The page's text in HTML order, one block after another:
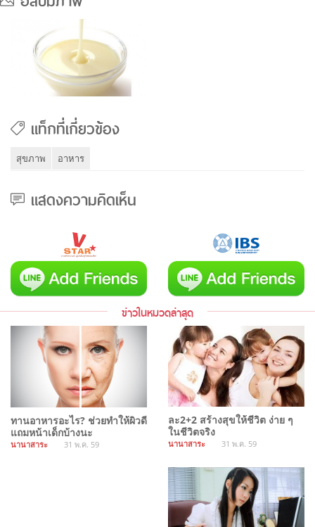
แท็กที่เกี่ยวข้อง
สุขภาพ อาหาร
แสดงความคิดเห็น
ข่าวในหมวดล่าสุด
ทานอาหารอะไร? ช่วยทำให้ผิวดี
แถมหน้าเด็กบ้างนะ
นานาสาระ 31 พ.ค. 59
ละ2+2 สร้างสุขให้ชีวิต ง่าย ๆ
ในชีวิตจริง
นานาสาระ 31 พ.ค. 59